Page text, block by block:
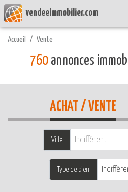
vendeeimmobilier.com
Accueil Vente
760annonces
ACHAT / VENTE
Ville Indifférent
Type de bien